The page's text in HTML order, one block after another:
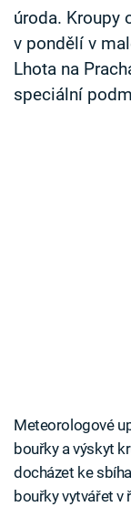
úroda. Kroupy
v pondělí v
Lhota na
speciální
Meteorologové
bouřky a výskyt
docházet ke
bouřky vytvářet v